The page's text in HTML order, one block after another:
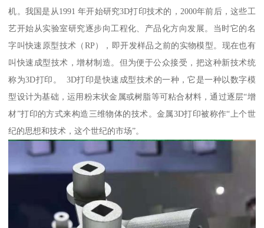
机。我国是从1991 年开始研究3D打印技术的，2000年前后，这些工
艺开始从实验室研究逐步向工程化、产品化方向发展。当时它的名
字叫快速原型技术（RP），即开发样品之前的实物模型。现在也有
叫快速成型技术，增材制造。但为便于公众接受，把这种新技术统
称为3D打印。 3D打印是快速成型技术的一种，它是一种以数字模
型设计为基础，运用粉末状金属或树脂等可粘合材料，通过逐层“增
材”打印的方式来构造三维物体的技术。金属3D打印被称作“上个世
纪的思想和技术，这个世纪的市场”。